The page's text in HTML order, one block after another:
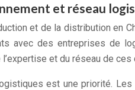
et réseau
et de la distribution en
avec des entreprises de
et du réseau de ces
est une priorité.